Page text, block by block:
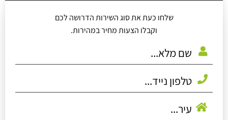
שלחו כעת את סוג השירות הדרושה לכם
וקבלו הצעות מחיר במהירות.